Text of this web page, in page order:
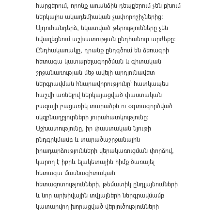
հարցերում, որոնք առանձին դեպքերում չեն բխում
ներկայիս ակադեմիական չափորոշիչներից:
Այդուհանդերձ, նկատված թերությունները չեն
նվազեցնում աշխատության ընդհանուր արժեքը։
Ընդհակառակը, դրանք ընդգծում են ձեռագրի
հետագա կատարելագործման և գիտական
շրջանառության մեջ ավելի արդյունավետ
ներգրավման հնարավորությունը՝ հատկապես
հաշվի առնելով ներկայացված փաստական
բազայի բացառիկ տարածքն ու օգտագործված
սկզբնաղբյուրների յուրահատկությունը։
Աշխատությունը, իր փաստական նյութի
ընդգրկմամբ և տարածաշրջանային
իրադարձությունների վերակառուցման փորձով,
կարող է իբրև ելակետային հիմք ծառայել
հետագա մասնագիտական
հետազոտությունների, թեմատիկ ընդլայնումների
և նոր արխիվային տվյալների ներգրավմամբ
կատարվող խորացված վերլուծությունների